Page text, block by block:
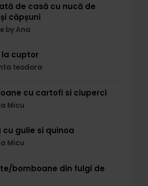
de casă cu nucă de
căpșuni
by Ana
la cuptor
teodora
cu cartofi si ciuperci
Micu
cu gulie si quinoa
Micu
bomboane din fulgi de